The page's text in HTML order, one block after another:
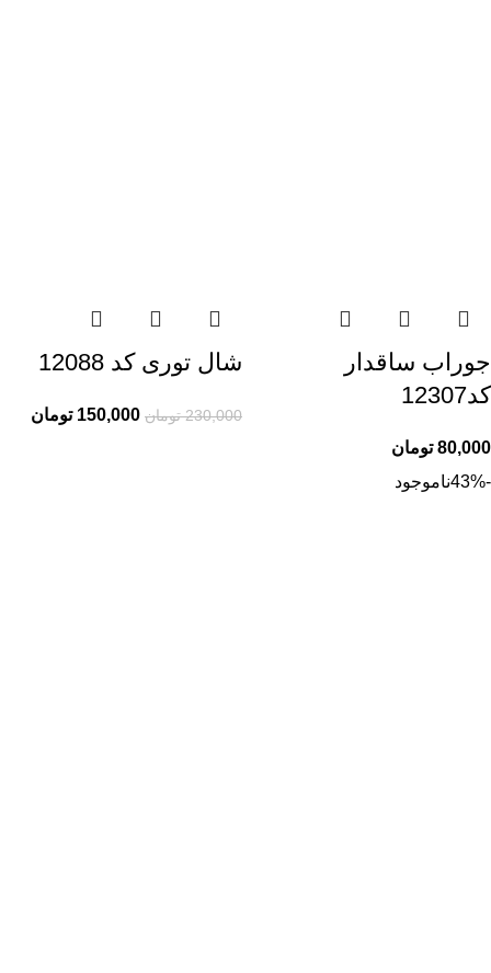
جوراب ساقدار
کد12307
80,000 تومان
شال توری کد 12088
230,000 تومان 150,000 تومان
-43% ناموجود